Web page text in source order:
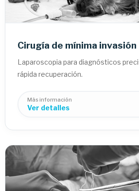
Cirugía de mínima invasión
Laparoscopia para diagnósticos
rápida recuperación.
Más información
Ver detalles
Laparoscopia: